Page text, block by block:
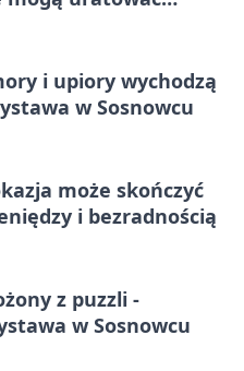
i upiory wychodzą
w Sosnowcu
może skończyć
i bezradnością
z puzzli -
w Sosnowcu